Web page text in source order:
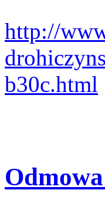
http://
b30c.html